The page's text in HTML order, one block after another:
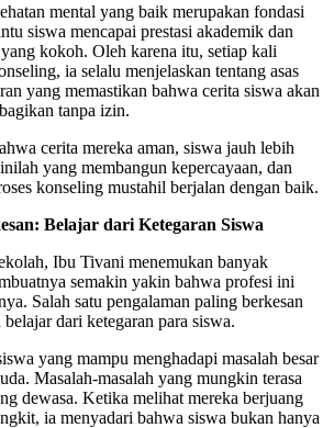
mental yang baik merupakan fondasi
siswa mencapai prestasi akademik dan
kokoh. Oleh karena itu, setiap kali
ia selalu menjelaskan tentang asas
yang memastikan bahwa cerita siswa akan
tanpa izin.
cerita mereka aman, siswa jauh lebih
yang membangun kepercayaan, dan
konseling mustahil berjalan dengan baik.
Belajar dari Ketegaran Siswa
Ibu Tivani menemukan banyak
semakin yakin bahwa profesi ini
Salah satu pengalaman paling berkesan
dari ketegaran para siswa.
yang mampu menghadapi masalah besar
Masalah-masalah yang mungkin terasa
dewasa. Ketika melihat mereka berjuang
ia menyadari bahwa siswa bukan hanya